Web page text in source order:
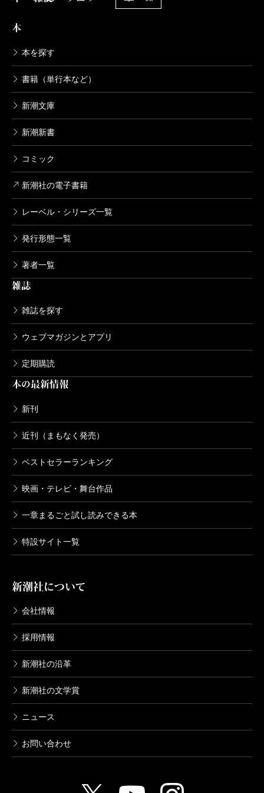
本
本を探す
書籍（単行本など）
新潮文庫
新潮新書
コミック
新潮社の電子書籍
レーベル・シリーズ一覧
発行形態一覧
著者一覧
雑誌
雑誌を探す
ウェブマガジンとアプリ
定期購読
本の最新情報
新刊
近刊（まもなく発売）
ベストセラーランキング
映画・テレビ・舞台作品
一章まるごと試し読みできる本
特設サイト一覧
新潮社について
会社情報
採用情報
新潮社の沿革
新潮社の文学賞
ニュース
お問い合わせ